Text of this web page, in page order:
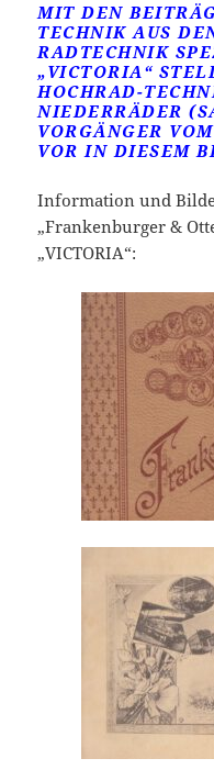
MIT DEN
TECHNIK AUS
RADTECHNIK
„VICTORIA“
HOCHRAD-
NIEDERRÄDER
VORGÄNGER
VOR IN DIESEM
Information und
„Frankenburger &
„VICTORIA“: